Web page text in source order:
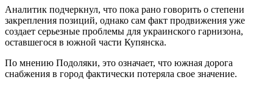
Аналитик подчеркнул, что пока рано говорить о степени
закрепления позиций, однако сам факт продвижения уже
создает серьезные проблемы для украинского гарнизона,
оставшегося в южной части Купянска.
По мнению Подоляки, это означает, что южная дорога
снабжения в город фактически потеряла свое значение.